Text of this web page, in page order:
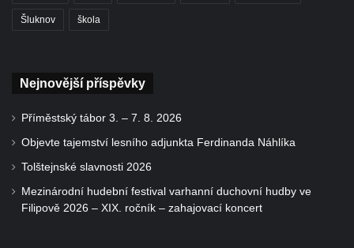
Šluknov škola
Nejnovější příspěvky
Příměstský tábor 3. – 7. 8. 2026
Objevte tajemství lesního adjunkta Ferdinanda Náhlíka
Tolštejnské slavnosti 2026
Mezinárodní hudební festival varhanní duchovní hudby ve
Filipově 2026 – XIX. ročník – zahajovací koncert